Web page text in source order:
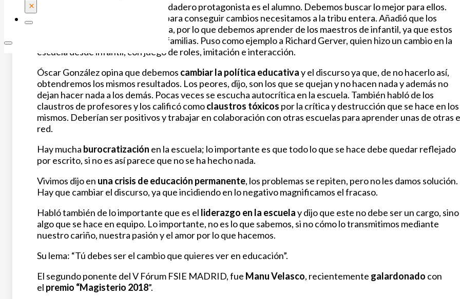
×
La realidad está en el aula y el verdadero protagonista es el alumno. Debemos buscar lo mejor para ellos.
Tenemos que estar implicados y para conseguir cambios necesitamos a la tribu entera. Añadió que los
cambios se hacen de abajo a arriba, por lo que debemos aprender de los maestros de infantil, ya que estos
saben cómo relacionarse con las familias. Puso como ejemplo a Richard Gerver, quien hizo un cambio en la
escuela desde infantil, con juego de roles, imitación e interacción.
Óscar González opina que debemos cambiar la política educativay el discurso ya que, de no hacerlo así,
obtendremos los mismos resultados. Los peores, dijo, son los que se quejan y no hacen nada y además no
dejan hacer nada a los demás. Pocas veces se escucha autocrítica en la escuela. También habló de los
claustros de profesores y los calificó comoclaustros tóxicos por la crítica y destrucción que se hace en los
mismos. Deberían ser positivos y trabajar en colaboración con otras escuelas para aprender unas de otras
red.
Hay mucha burocratización en la escuela; lo importante es que todo lo que se hace debe quedar reflejado
por escrito, si no es así parece que no se ha hecho nada.
Vivimos dijo en una crisis de educación permanente, los problemas se repiten, pero no les damos solución.
Hay que cambiar el discurso, ya que incidiendo en lo negativo magnificamos el fracaso.
Habló también de lo importante que es el liderazgo en la escuelay dijo que este no debe ser un cargo, sino
algo que se hace en equipo. Lo importante, no es lo que sabemos, si no cómo lo transmitimos mediante
nuestro cariño, nuestra pasión y el amor por lo que hacemos.
Su lema: “Tú debes ser el cambio que quieres ver en educación”.
El segundo ponente del V Fórum FSIE MADRID, fue Manu Velasco, recientemente galardonado con
el premio “Magisterio 2018”.